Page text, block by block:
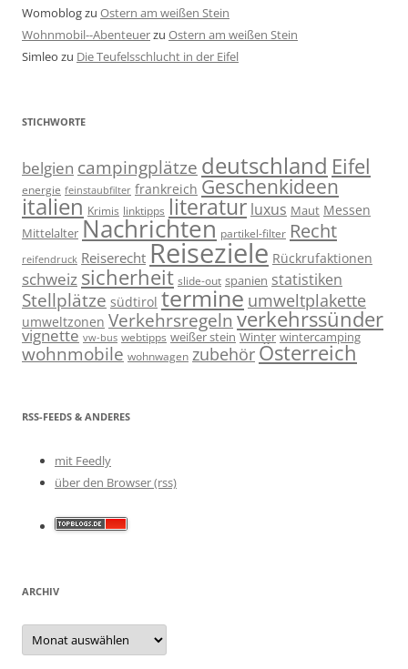
Womoblogzu Ostern am weißen Stein
Wohnmobil--Abenteuerzu Ostern am weißen Stein
Simleo zu Die Teufelsschlucht in der Eifel
STICHWORTE
belgien campingplätze deutschland Eifel
energie feinstaubfilter frankreich Geschenkideen
italien Krimis linktipps literatur luxus Maut Messen
Mittelalter Nachrichten partikel-filter Recht
reifendruck Reiserecht Reiseziele Rückrufaktionen
schweiz sicherheit slide-out spanien statistiken
Stellplätze südtirol termine umweltplakette
umweltzonen Verkehrsregeln verkehrssünder
vignette vw-bus webtipps weißer stein Winter wintercamping
wohnmobile wohnwagen zubehör Österreich
RSS-FEEDS & ANDERES
mit Feedly
über den Browser (rss)
ARCHIV
Archiv